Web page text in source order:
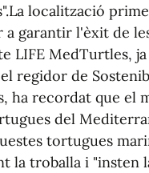
localització
a garantir l'èxit de
LIFE MedTurtles,
regidor de
ha recordat que el
del
tortugues
la troballa i "insten